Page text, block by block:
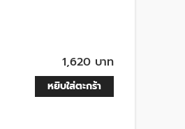
1,620 บาท
หยิบใส่ตะกร้า